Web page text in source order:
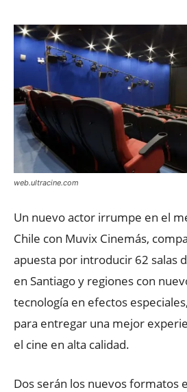
web.ultracine.com
Un nuevo actor irrumpe en el
Chile con Muvix Cinemás,
apuesta por introducir 62 salas
en Santiago y regiones con
tecnología en efectos
para entregar una mejor
el cine en alta calidad.
Dos serán los nuevos formatos